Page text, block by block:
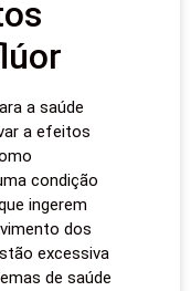
a saúde
a efeitos
condição
ingerem
dos
excessiva
de saúde